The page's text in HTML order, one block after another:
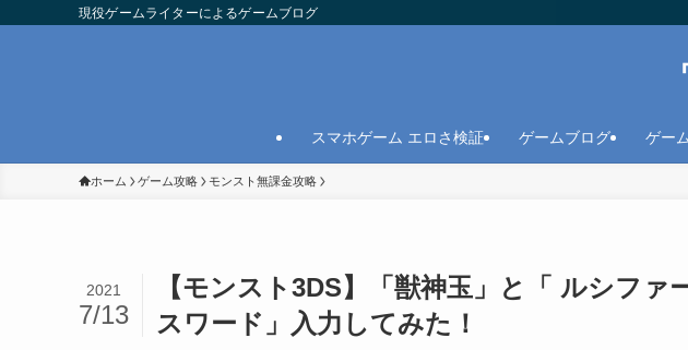
現役ゲームライターによるゲームブログ
スマホゲーム エロさ検証 ゲームブログ ゲー
ホーム ゲーム攻略 モンスト無課金攻略
【モンスト3DS】「獣神玉」と「 ルシフ
スワード」入力してみた！
2021
7/13